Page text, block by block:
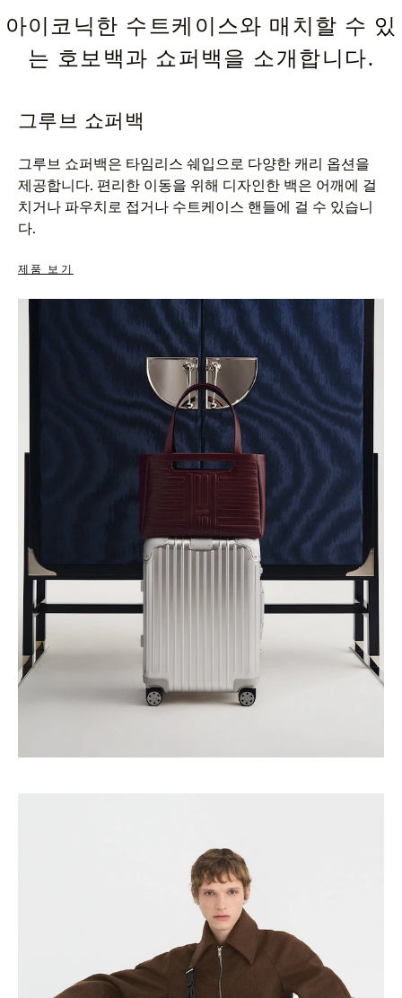
아이코닉한 수트케이스와 매치할 수 있
는 호보백과 쇼퍼백을 소개합니다.
그루브 쇼퍼백
그루브 쇼퍼백은 타임리스 쉐입으로 다양한 캐리 옵션을
제공합니다. 편리한 이동을 위해 디자인한 백은 어깨에 걸
치거나 파우치로 접거나 수트케이스 핸들에 걸 수 있습니
다.
제품 보기